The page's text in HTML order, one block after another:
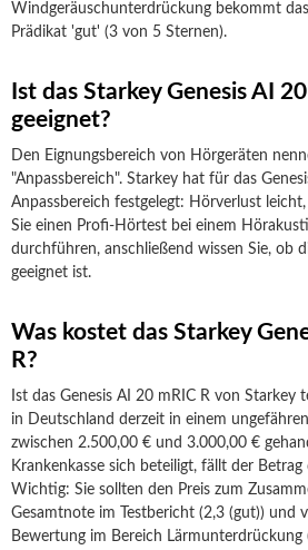
Windgeräuschunterdrückung bekommt
Prädikat 'gut' (3 von 5 Sternen).
Ist das Starkey Genesis AI
geeignet?
Den Eignungsbereich von Hörgeräten
"Anpassbereich". Starkey hat für das
Anpassbereich festgelegt: Hörverlust
Sie einen Profi-Hörtest bei einem
durchführen, anschließend wissen Sie, ob
geeignet ist.
Was kostet das Starkey
R?
Ist das Genesis AI 20 mRIC R von Starkey
in Deutschland derzeit in einem
zwischen 2.500,00 € und 3.000,00 €
Krankenkasse sich beteiligt, fällt der
Wichtig: Sie sollten den Preis zum
Gesamtnote im Testbericht (2,3 (gut)) und
Bewertung im Bereich Lärmunterdrückung